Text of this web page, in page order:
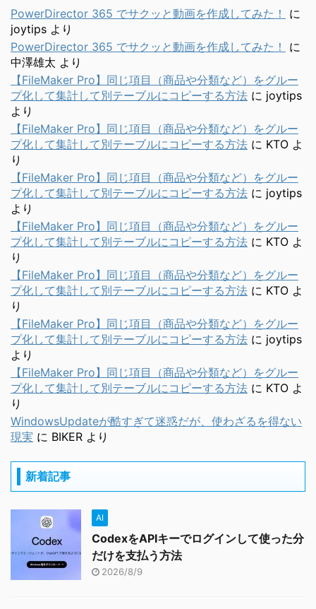
PowerDirector 365 でサクッと動画を作成してみた！
に
joytips より
PowerDirector 365 でサクッと動画を作成してみた！
に
中澤雄太 より
【FileMaker Pro】同じ項目（商品や分類など）をグルー
プ化して集計して別テーブルにコピーする方法 に joytips
より
【FileMaker Pro】同じ項目（商品や分類など）をグルー
プ化して集計して別テーブルにコピーする方法 に KTO よ
り
【FileMaker Pro】同じ項目（商品や分類など）をグルー
プ化して集計して別テーブルにコピーする方法 に joytips
より
【FileMaker Pro】同じ項目（商品や分類など）をグルー
プ化して集計して別テーブルにコピーする方法 に KTO よ
り
【FileMaker Pro】同じ項目（商品や分類など）をグルー
プ化して集計して別テーブルにコピーする方法 に KTO よ
り
【FileMaker Pro】同じ項目（商品や分類など）をグルー
プ化して集計して別テーブルにコピーする方法 に joytips
より
【FileMaker Pro】同じ項目（商品や分類など）をグルー
プ化して集計して別テーブルにコピーする方法 に KTO よ
り
WindowsUpdateが酷すぎて迷惑だが、使わざるを得ない
現実 に BIKER より
新着記事
AI
CodexをAPIキーでログインして使った分
だけを支払う方法
2026/8/9